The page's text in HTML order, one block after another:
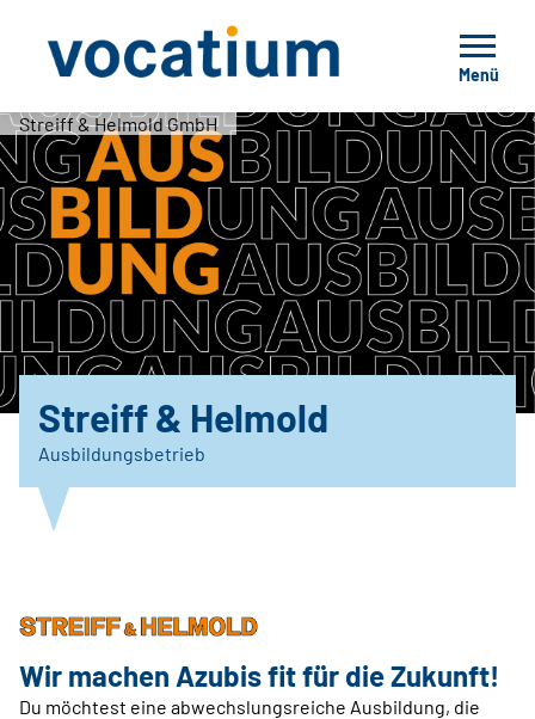
Menü
Streiff & Helmold GmbH
Streiff & Helmold
Ausbildungsbetrieb
Wir machen Azubis fit für die Zukunft!
Du möchtest eine abwechslungsreiche Ausbildung, die